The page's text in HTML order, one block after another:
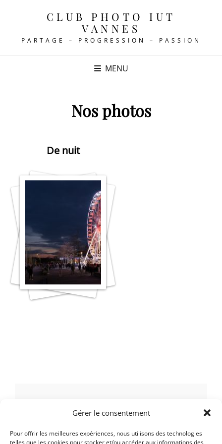
Gérer le consentement
Pour offrir les meilleures expériences, nous utilisons des technologies
telles que les cookies pour stocker et/ou accéder aux informations des
CLUB PHOTO IUT
VANNES
PARTAGE – PROGRESSION – PASSION
MENU
Nos photos
De nuit
LAISSER UN COMMENTAIRE
Vous devezvous connecterpour